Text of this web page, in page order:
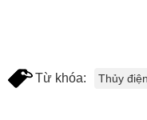
Từ khóa: Thủy